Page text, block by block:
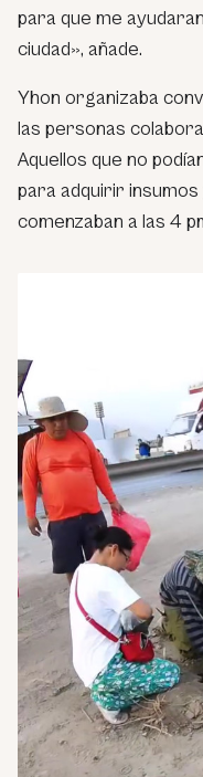
para que me
ciudad», añade.
Yhon organizaba
las personas
Aquellos que no
para adquirir
comenzaban a las 4